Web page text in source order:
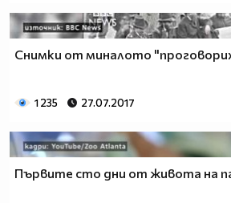
Снимки от миналото
1 235 27.07.2017
Първите сто дни от живота на